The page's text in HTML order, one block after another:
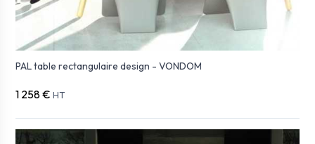
PAL table rectangulaire design - VONDOM
1 258 € HT